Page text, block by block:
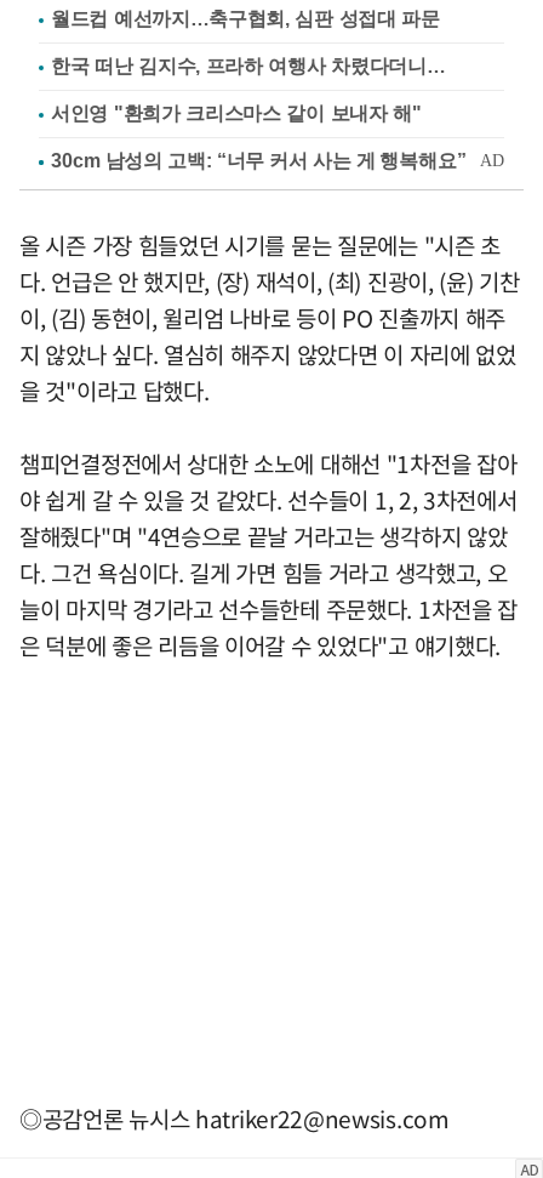
월드컵 예선까지…축구협회, 심판 성접대 파문
한국 떠난 김지수, 프라하 여행사 차렸다더니…
서인영 "환희가 크리스마스 같이 보내자 해"
올 시즌 가장 힘들었던 시기를 묻는 질문에는 "시즌 초
다. 언급은 안 했지만, (장) 재석이, (최) 진광이, (윤) 기찬
이, (김) 동현이, 윌리엄 나바로 등이 PO 진출까지 해주
지 않았나 싶다. 열심히 해주지 않았다면 이 자리에 없었
을 것"이라고 답했다.
챔피언결정전에서 상대한 소노에 대해선 "1차전을 잡아
야 쉽게 갈 수 있을 것 같았다. 선수들이 1, 2, 3차전에서
잘해줬다"며 "4연승으로 끝날 거라고는 생각하지 않았
다. 그건 욕심이다. 길게 가면 힘들 거라고 생각했고, 오
늘이 마지막 경기라고 선수들한테 주문했다. 1차전을 잡
은 덕분에 좋은 리듬을 이어갈 수 있었다"고 얘기했다.
◎공감언론 뉴시스hatriker22@newsis.com